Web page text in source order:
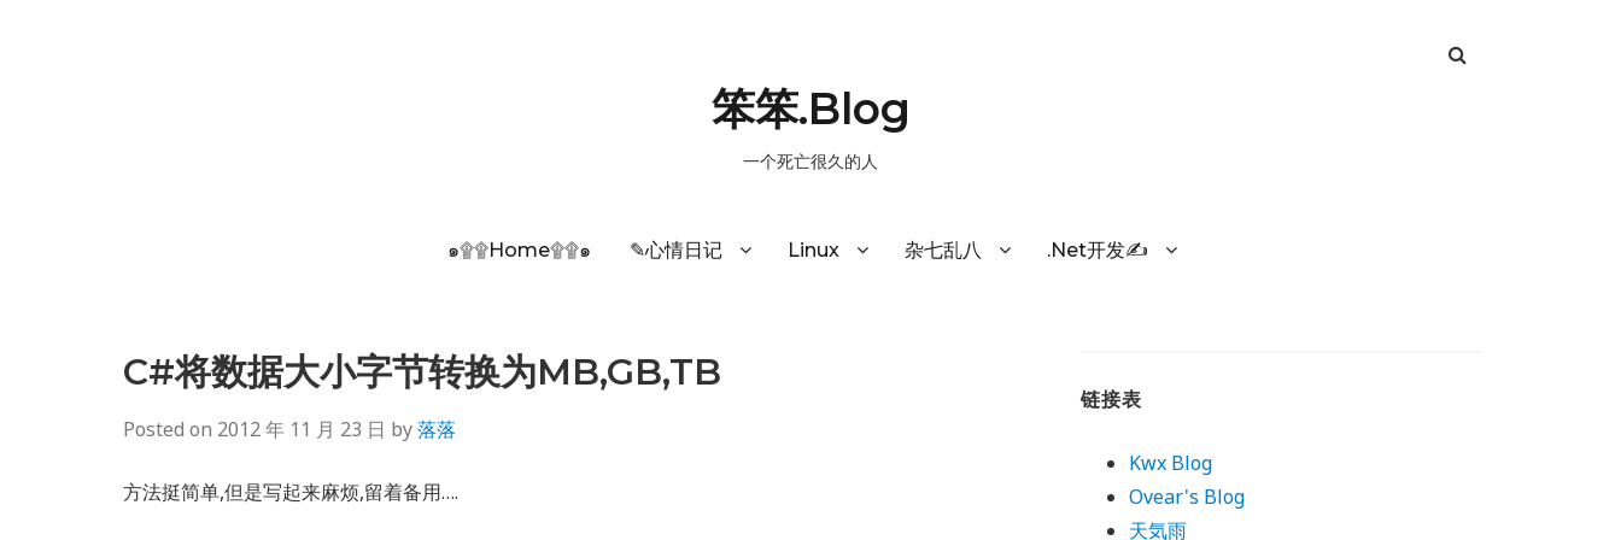
笨笨.Blog
一个死亡很久的人
๑۩۩Home۩۩๑ ✎心情日记 Linux 杂七乱八 .Net开发✍
C#将数据大小字节转换为MB,GB,TB
Posted on 2012 年 11 月 23 日 by落落
方法挺简单,但是写起来麻烦,留着备用….
链接表
Kwx Blog
Ovear's Blog
天気雨